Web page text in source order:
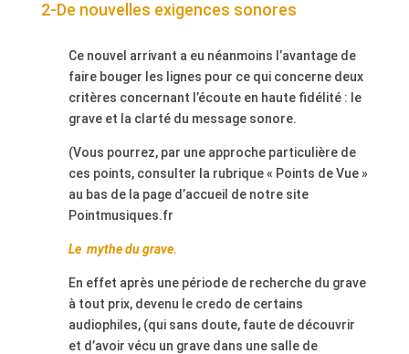
2-De nouvelles exigences sonores
Ce nouvel arrivant a eu néanmoins l’avantage de
faire bouger les lignes pour ce qui concerne deux
critères concernant l’écoute en haute fidélité : le
grave et la clarté du message sonore.
(Vous pourrez, par une approche particulière de
ces points, consulter la rubrique « Points de Vue »
au bas de la page d’accueil de notre site
Pointmusiques.fr
Le mythe du grave.
En effet après une période de recherche du grave
à tout prix, devenu le credo de certains
audiophiles, (qui sans doute, faute de découvrir
et d’avoir vécu un grave dans une salle de